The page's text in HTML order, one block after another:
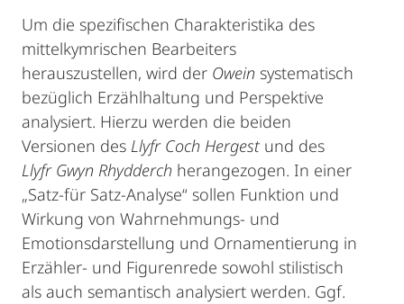
Um die spezifischen Charakteristika des
mittelkymrischen Bearbeiters
herauszustellen, wird der Owein systematisch
bezüglich Erzählhaltung und Perspektive
analysiert. Hierzu werden die beiden
Versionen des Llyfr Coch Hergest und des
Llyfr Gwyn Rhydderch herangezogen. In einer
„Satz-für Satz-Analyse“ sollen Funktion und
Wirkung von Wahrnehmungs- und
Emotionsdarstellung und Ornamentierung in
Erzähler- und Figurenrede sowohl stilistisch
als auch semantisch analysiert werden. Ggf.